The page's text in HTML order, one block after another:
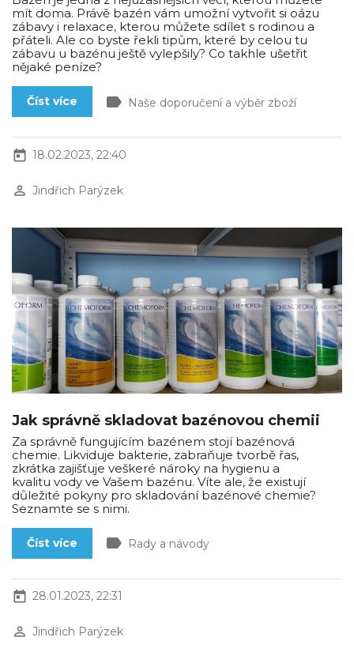
mít doma. Právě bazén vám umožní vytvořit si oázu
zábavy i relaxace, kterou můžete sdílet s rodinou a
přáteli. Ale co byste řekli tipům, které by celou tu
zábavu u bazénu ještě vylepšily? Co takhle ušetřit
nějaké peníze?
Číst více label Naše doporučení a výběr zboží
today 18.02.2023, 22:40
perm_identity Jindřich Parýzek
Jak správně skladovat bazénovou chemii
Za správně fungujícím bazénem stojí bazénová
chemie. Likviduje bakterie, zabraňuje tvorbě řas,
zkrátka zajišťuje veškeré nároky na hygienu a
kvalitu vody ve Vašem bazénu. Víte ale, že existují
důležité pokyny pro skladování bazénové chemie?
Seznamte se s nimi.
Číst více label Rady a návody
today 28.01.2023, 22:31
perm_identity Jindřich Parýzek